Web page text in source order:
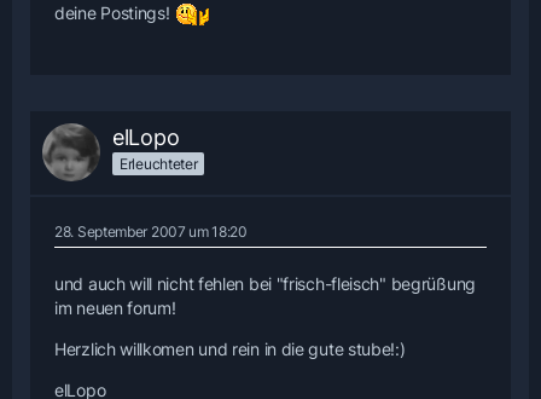
deine Postings!
elLopo
Erleuchteter
28. September 2007 um 18:20
und auch will nicht fehlen bei "frisch-fleisch" begrüßung
im neuen forum!
Herzlich willkomen und rein in die gute stube!:)
elLopo